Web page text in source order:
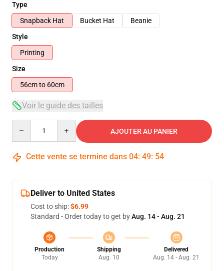
Type
Snapback Hat
Bucket Hat
Beanie
Style
Printing
Size
56cm to 60cm
Voir le guide des tailles
AJOUTER AU PANIER
Cette vente se termine dans 04: 49: 53
Deliver to United States
Cost to ship:$6.99
Standard - Order today to get byAug. 14 - Aug. 21
Production
Today
Shipping
Aug. 10
Delivered
Aug. 14 - Aug. 21